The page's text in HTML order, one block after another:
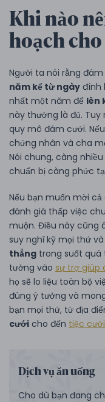
Khi nào
hoạch
Người ta nói rằng
năm kể từ ngày đính
nhất một năm để lên
này thường là đủ.
quy mô đám cưới.
chứng nhân và cha
Nói chung, càng
chuẩn bị càng phức
Nếu bạn muốn mời
đánh giá thấp việc
muộn. Điều này cũng
suy nghĩ kỹ mọi thứ
thẳng trong suốt quá
tưởng vào sự trợ giúp
họ sẽ lo liệu toàn bộ
đúng ý tưởng và
bạn mọi thứ, từ địa
cưới cho đến tiệc cưới
Dịch vụ ăn uống
Cho dù bạn đang